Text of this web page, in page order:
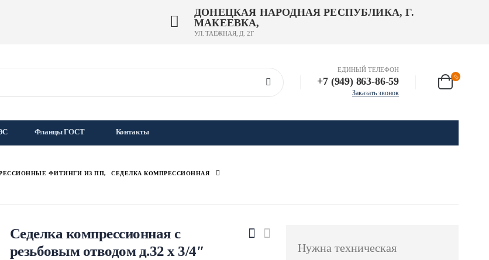
ДОНЕЦКАЯ НАРОДНАЯ РЕСПУБЛИКА, Г.
МАКЕЕВКА,
УЛ. ТАЁЖНАЯ, Д. 2Г
ЕДИНЫЙ ТЕЛЕФОН
+7 (949) 863-86-59
Заказать звонок
Фланцы ГОСТ Контакты
ФИТИНГИ ИЗ ПП, СЕДЕЛКА КОМПРЕССИОННАЯ
Седелка компрессионная с
резьбовым отводом д.32 х 3/4″
Нужна техническая